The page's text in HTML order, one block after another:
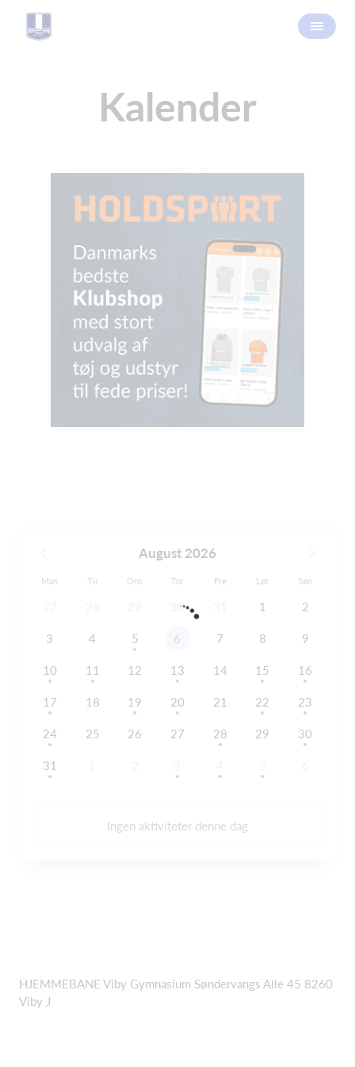
Kalender
August 2026
Man Tir Ons Tor Fre Lør Søn
30 1 2
3 4 5 6 7 8 9
10 11 12 13 14 15 16
17 18 19 20 21 22 23
24 25 26 27 28 29 30
31
Ingen aktiviteter denne dag
HJEMMEBANE Viby Gymnasium Søndervangs Alle 45 8260
Viby J